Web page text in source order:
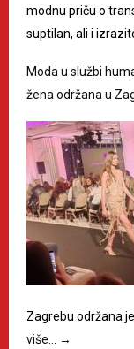
modnu priču o
suptilan, ali i
Moda u službi
žena održana u
Zagrebu održana
više… →